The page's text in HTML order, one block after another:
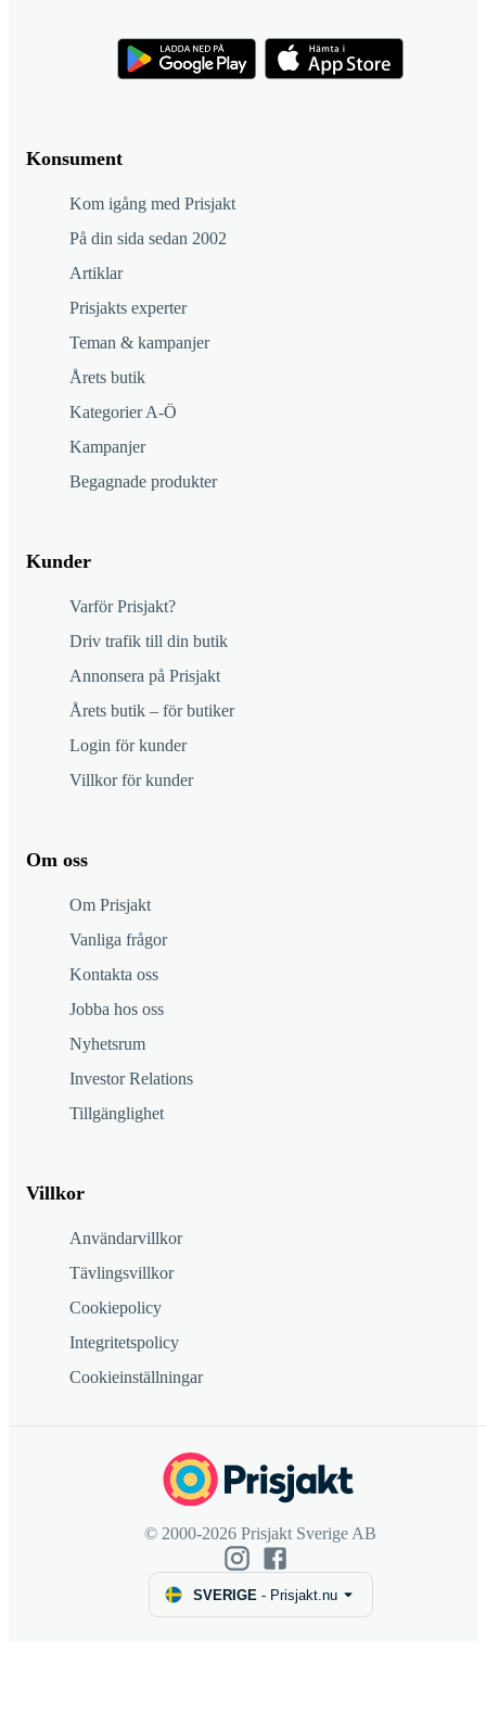
Konsument
Kom igång med Prisjakt
På din sida sedan 2002
Artiklar
Prisjakts experter
Teman & kampanjer
Årets butik
Kategorier A-Ö
Kampanjer
Begagnade produkter
Kunder
Varför Prisjakt?
Driv trafik till din butik
Annonsera på Prisjakt
Årets butik – för butiker
Login för kunder
Villkor för kunder
Om oss
Om Prisjakt
Vanliga frågor
Kontakta oss
Jobba hos oss
Nyhetsrum
Investor Relations
Tillgänglighet
Villkor
Användarvillkor
Tävlingsvillkor
Cookiepolicy
Integritetspolicy
Cookieinställningar
© 2000-2026 Prisjakt Sverige AB
SVERIGE - Prisjakt.nu